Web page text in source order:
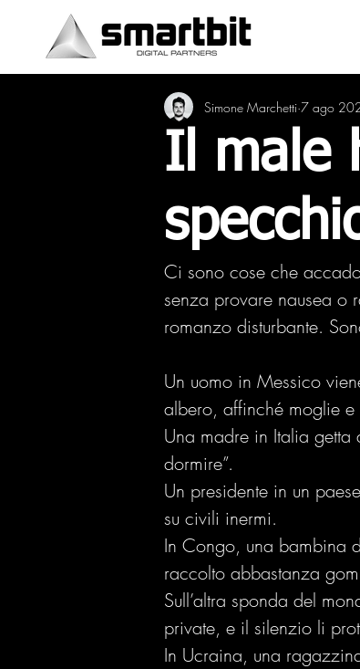
Il male
Simone Marchetti 7 ago
Ci sono cose che
senza provare nausea
romanzo disturbante.
Un uomo in Messico
albero, affinché moglie
Una madre in Italia
dormire”.
Un presidente in un
su civili inermi.
In Congo, una bambina
raccolto abbastanza
Sull’altra sponda del
private, e il silenzio li
In Ucraina, una